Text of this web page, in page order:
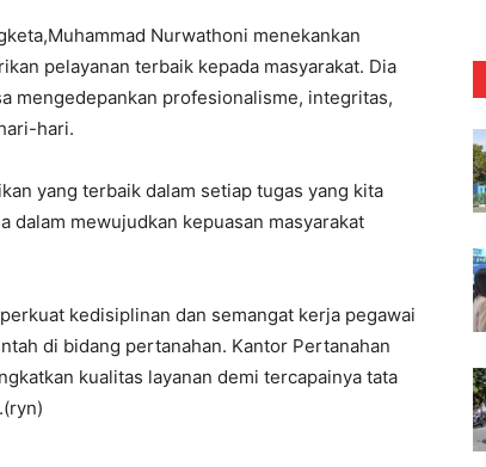
Nurwathoni menekankan
pelayanan terbaik kepada masyarakat. Dia
mengedepankan profesionalisme, integritas,
hari.
yang terbaik dalam setiap tugas yang kita
dalam mewujudkan kepuasan masyarakat
kedisiplinan dan semangat kerja pegawai
di bidang pertanahan. Kantor Pertanahan
kualitas layanan demi tercapainya tata